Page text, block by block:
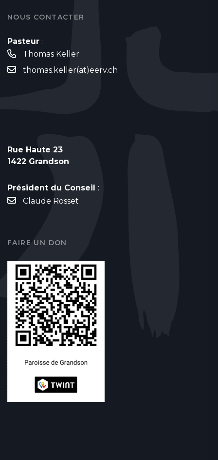
NOUS CONTACTER
Pasteur :
Thomas Keller
thomas.keller(at)eerv.ch
Rue Haute 23
1422 Grandson
Président du Conseil :
Claude Rosset
FAIRE UN DON